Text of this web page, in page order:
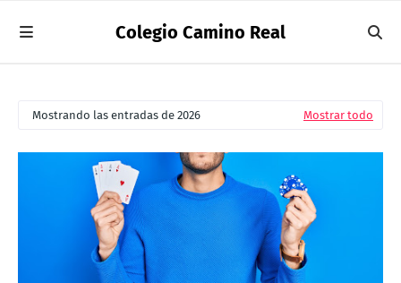
Colegio Camino Real
Mostrando las entradas de 2026 Mostrar todo